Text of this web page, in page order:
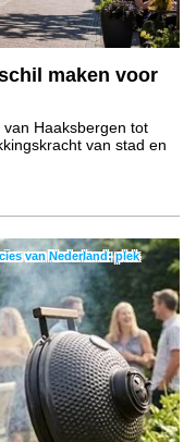
maken voor
Haaksbergen tot
van stad en
van Nederland: plek